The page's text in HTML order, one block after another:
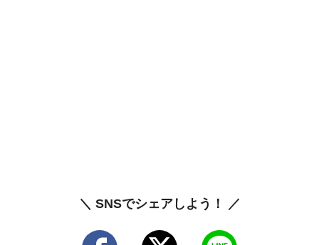
＼ SNSでシェアしよう！ ／